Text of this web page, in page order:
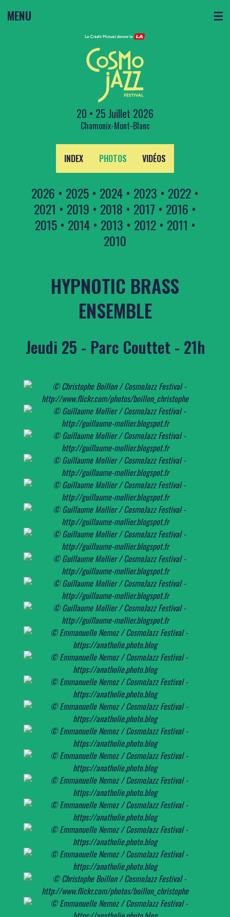
MENU ☰
20 • 25 Juillet 2026
Chamonix-Mont-Blanc
INDEX PHOTOS VIDÉOS
2026 • 2025 • 2024 • 2023 • 2022 •
2021 • 2019 • 2018 • 2017 • 2016 •
2015• 2014• 2013 • 2012• 2011 •
2010
HYPNOTIC BRASS
ENSEMBLE
Jeudi 25 - Parc Couttet - 21h